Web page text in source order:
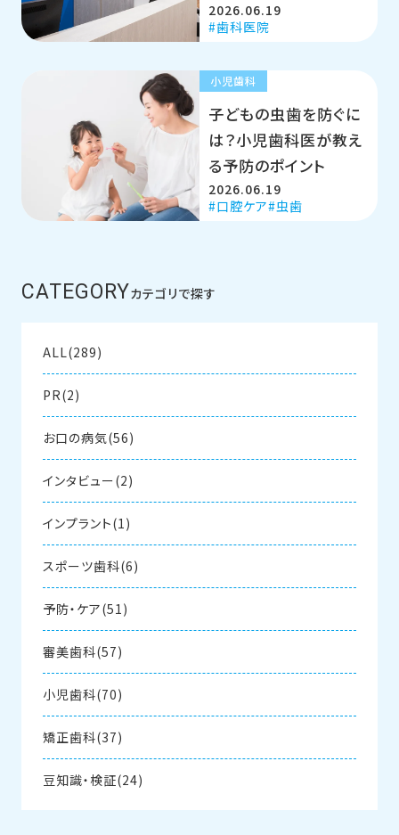
2026.06.19
歯科医院
小児歯科
子どもの虫歯を防ぐに
は？小児歯科医が教え
る予防のポイント
2026.06.19
口腔ケア 虫歯
CATEGORYカテゴリで探す
ALL(289)
PR(2)
お口の病気(56)
インタビュー(2)
インプラント(1)
スポーツ歯科(6)
予防・ケア(51)
審美歯科(57)
小児歯科(70)
矯正歯科(37)
豆知識・検証(24)